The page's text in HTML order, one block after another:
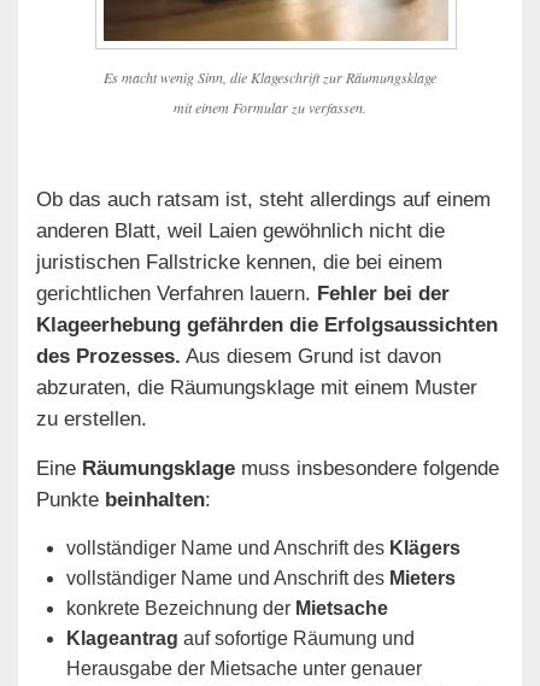
Es macht wenig Sinn, die Klageschrift zur Räumungsklage
mit einem Formular zu verfassen.
Ob das auch ratsam ist, steht allerdings auf einem
anderen Blatt, weil Laien gewöhnlich nicht die
juristischen Fallstricke kennen, die bei einem
gerichtlichen Verfahren lauern. Fehler bei der
Klageerhebung gefährden die Erfolgsaussichten
des Prozesses. Aus diesem Grund ist davon
abzuraten, die Räumungsklage mit einem Muster
zu erstellen.
Eine Räumungsklage muss insbesondere folgende
Punkte beinhalten:
vollständiger Name und Anschrift des Klägers
vollständiger Name und Anschrift des Mieters
konkrete Bezeichnung der Mietsache
Klageantrag auf sofortige Räumung und
Herausgabe der Mietsache unter genauer